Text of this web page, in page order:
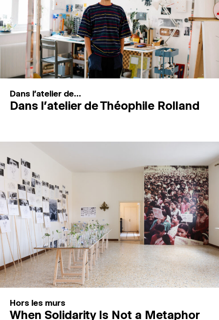
ESPACES DE PRATIQUE ARTISTIQUE ↓
Recherche
Connexion
Dans l'atelier de...
Dans l’atelier de Théophile Rolland
Hors les murs
When Solidarity Is Not a Metaphor